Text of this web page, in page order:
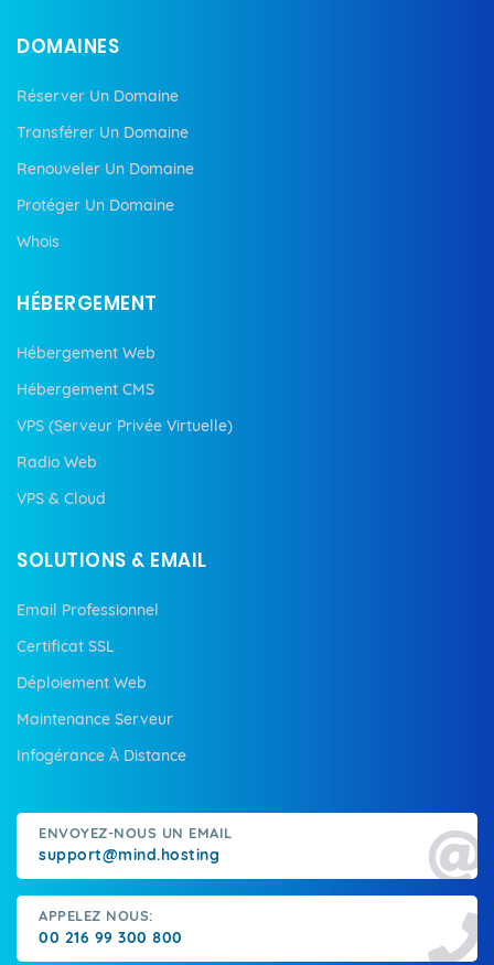
DOMAINES
Réserver Un Domaine
Transférer Un Domaine
Renouveler Un Domaine
Protéger Un Domaine
Whois
HÉBERGEMENT
Hébergement Web
Hébergement CMS
VPS (Serveur Privée Virtuelle)
Radio Web
VPS & Cloud
SOLUTIONS & EMAIL
Email Professionnel
Certificat SSL
Déploiement Web
Maintenance Serveur
Infogérance À Distance
ENVOYEZ-NOUS UN EMAIL
support@mind.hosting
APPELEZ NOUS:
00 216 99 300 800